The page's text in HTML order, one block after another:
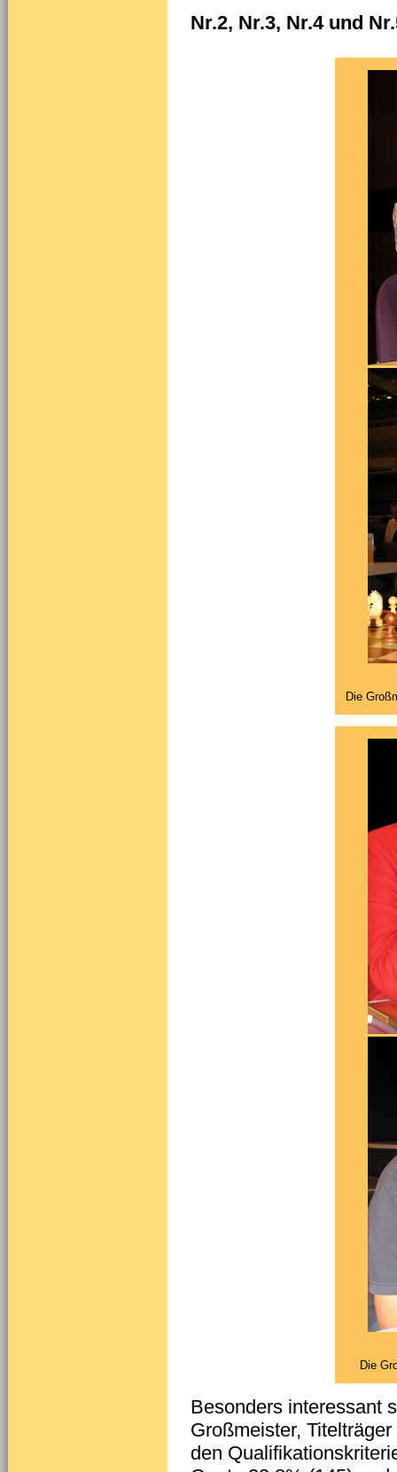
Nr.2, Nr.3, Nr.4 und
Die
Die
Besonders interessant
Großmeister,
den